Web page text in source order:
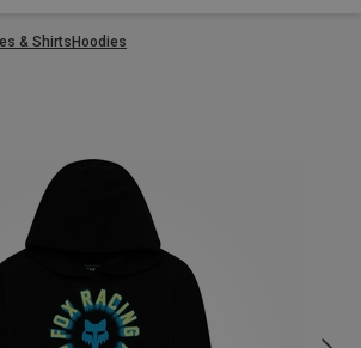
& ShirtsHoodies